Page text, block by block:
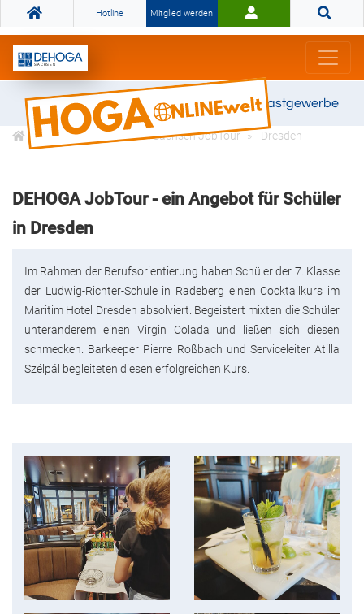
Hotline Mitglied werden
Gemeinsam stark für das Gastgewerbe
Karriere DEHOGA Sachsen JobTour Dresden
DEHOGA JobTour - ein Angebot für Schüler
in Dresden
Im Rahmen der Berufsorientierung haben Schüler der 7. Klasse
der Ludwig-Richter-Schule in Radeberg einen Cocktailkurs im
Maritim Hotel Dresden absolviert. Begeistert mixten die Schüler
unteranderem einen Virgin Colada und ließen sich diesen
schmecken. Barkeeper Pierre Roßbach und Serviceleiter Atilla
Szélpál begleiteten diesen erfolgreichen Kurs.